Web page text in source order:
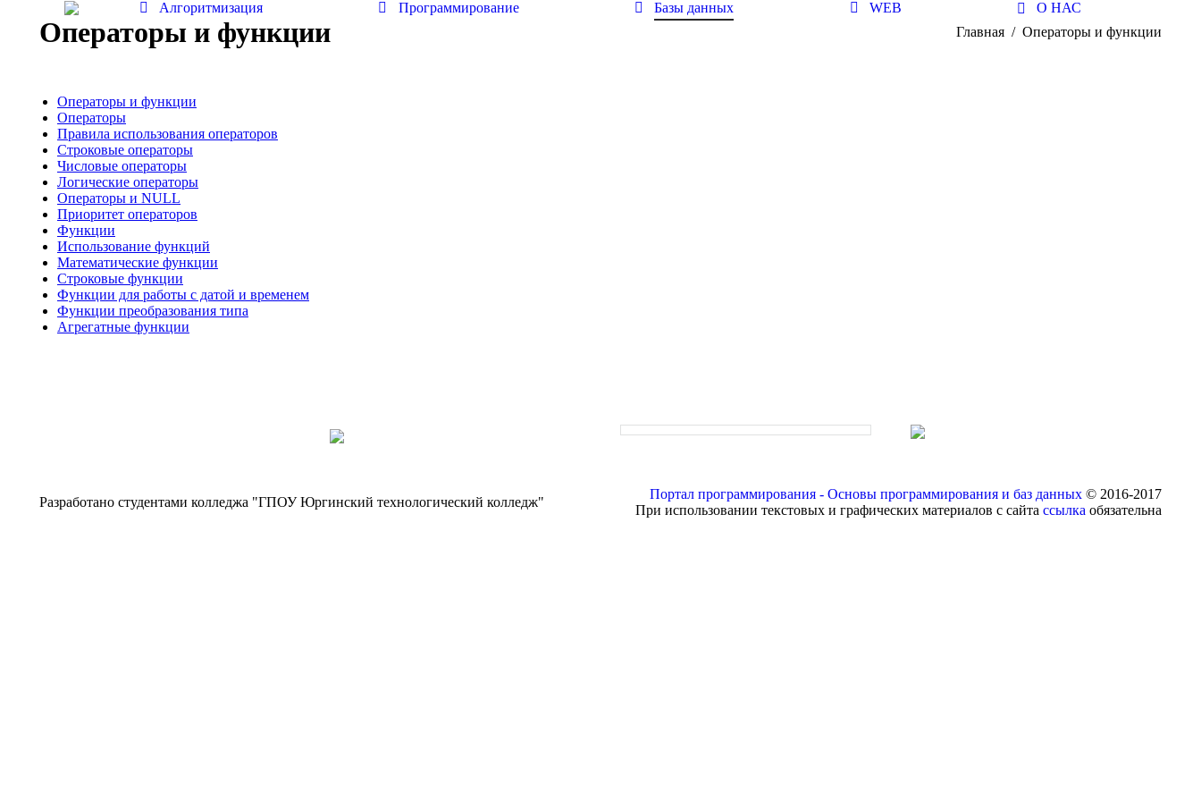
Алгоритмизация Программирование Базы данных WEB О НАС
Операторы и функции Главная Операторы и функции
Операторы и функции
Операторы
Правила использования операторов
Строковые операторы
Числовые операторы
Логические операторы
Операторы и NULL
Приоритет операторов
Функции
Использование функций
Математические функции
Строковые функции
Функции для работы с датой и временем
Функции преобразования типа
Агрегатные функции
Разработано студентами колледжа "ГПОУ Юргинский технологический колледж"
Портал программирования - Основы программирования и баз данных © 2016-2017
При использовании текстовых и графических материалов с сайта ссылка обязательна